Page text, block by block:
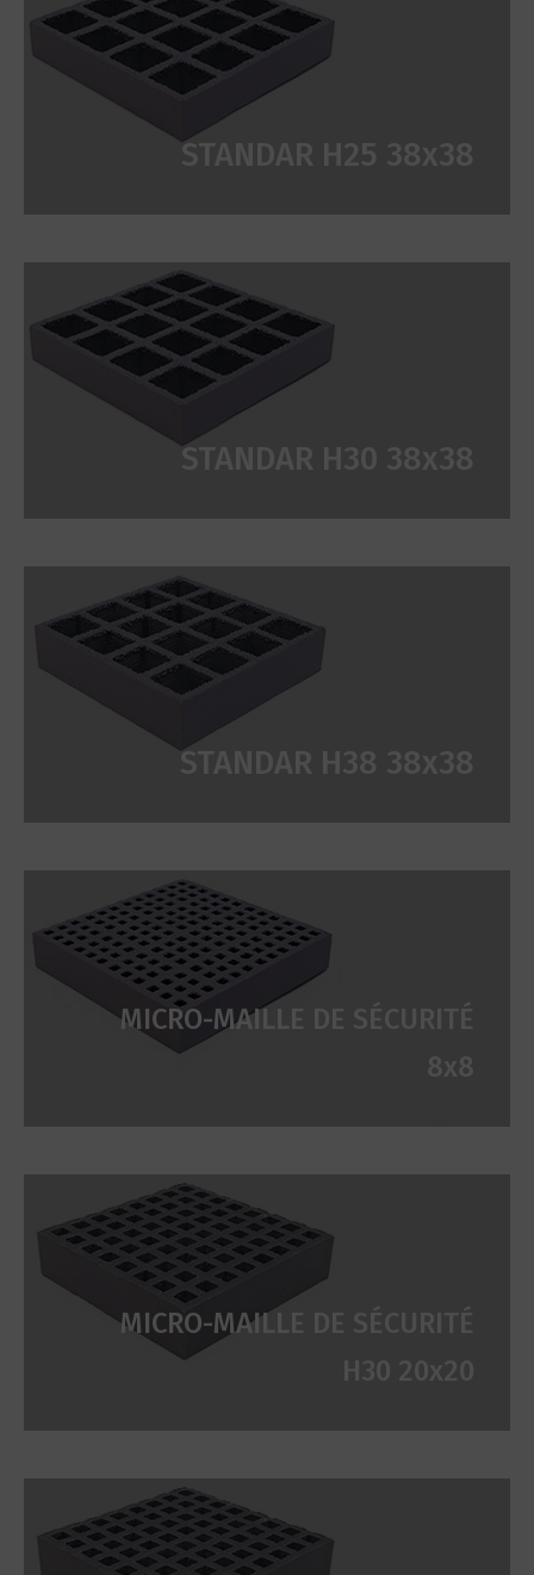
STANDAR H25 38x38
STANDAR H30 38x38
STANDAR H38 38x38
MICRO-MAILLE DE SÉCURITÉ
MICRO-MAILLE DE SÉCURITÉ